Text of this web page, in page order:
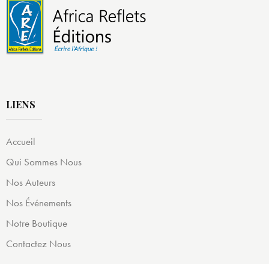
LIENS
Accueil
Qui Sommes Nous
Nos Auteurs
Nos Événements
Notre Boutique
Contactez Nous